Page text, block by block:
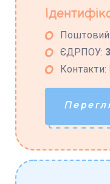
Поштовий
ЄДРПОУ:
Контакти: